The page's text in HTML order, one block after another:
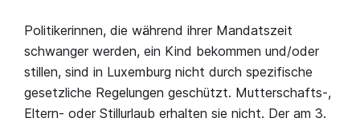
Politikerinnen, die während ihrer Mandatszeit
schwanger werden, ein Kind bekommen und/oder
stillen, sind in Luxemburg nicht durch spezifische
gesetzliche Regelungen geschützt. Mutterschafts-,
Eltern- oder Stillurlaub erhalten sie nicht. Der am 3.